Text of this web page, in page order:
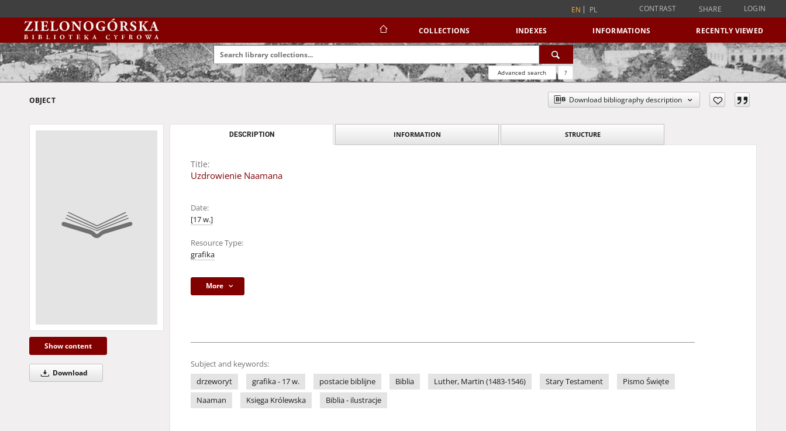
EN PL CONTRAST SHARE LOGIN
COLLECTIONS INDEXES INFORMATIONS RECENTLY VIEWED
Advanced search ?
OBJECT Download bibliography description
Show content
Download
DESCRIPTION INFORMATION STRUCTURE
Title:
Uzdrowienie Naamana
Date:
[17 w.]
Resource Type:
grafika
More
Subject and keywords:
drzeworyt
grafika - 17 w. postacie biblijne Biblia Luther, Martin (1483-1546) Stary Testament
Pismo Święte
Naaman
Księga Królewska Biblia - ilustracje